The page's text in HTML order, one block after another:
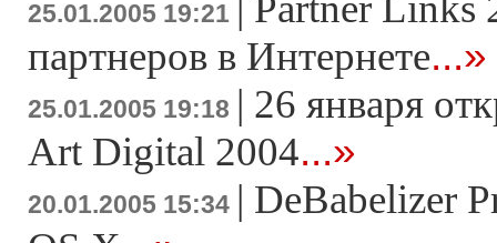
25.01.2005 19:21
партнеров в Интернете...»
25.01.2005 19:18 | 26 января
Art Digital 2004...»
20.01.2005 15:34 | DeBabelizer